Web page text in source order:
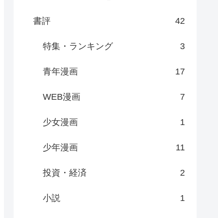
書評 42
特集・ランキング 3
青年漫画 17
WEB漫画 7
少女漫画 1
少年漫画 11
投資・経済 2
小説 1